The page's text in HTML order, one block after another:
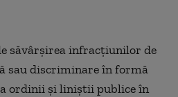
săvârşirea infracţiunilor de
sau discriminare în formă
ordinii şi liniştii publice în